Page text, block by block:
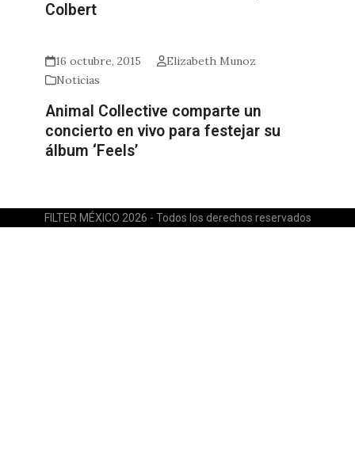
Colbert
16 octubre, 2015
Elizabeth Munoz
Noticias
Animal Collective comparte un
concierto en vivo para festejar su
álbum ‘Feels’
FILTER MÉXICO 2026 - Todos los derechos reservados